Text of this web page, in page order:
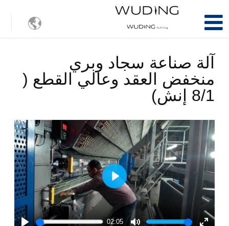

آلة صناعة سجاد وبري
منخفض العقد وعالي القطع (
8/1 إنش)
02:05
Play